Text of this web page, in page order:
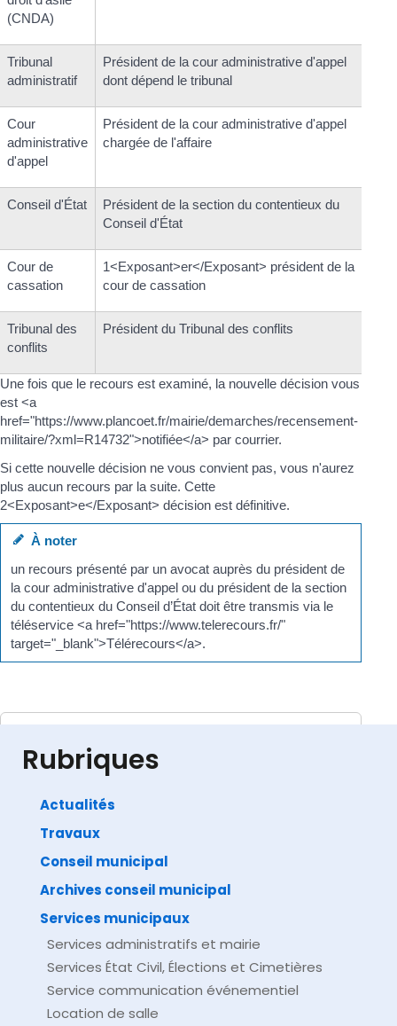
(CNDA)
Tribunal
administratif
Président de la cour administrative d'appel
dont dépend le tribunal
Cour
administrative
d'appel
Président de la cour administrative d'appel
chargée de l'affaire
Conseil d'État
Président de la section du contentieux du
Conseil d'État
Cour de
cassation
1<Exposant>er</Exposant> président de la
cour de cassation
Tribunal des
conflits
Président du Tribunal des conflits
Une fois que le recours est examiné, la nouvelle décision vous
est <a
href="https://www.plancoet.fr/mairie/demarches/recensement-
militaire/?xml=R14732">notifiée</a> par courrier.
Si cette nouvelle décision ne vous convient pas, vous n'aurez
plus aucun recours par la suite. Cette
2<Exposant>e</Exposant> décision est définitive.
À noter
un recours présenté par un avocat auprès du président de
la cour administrative d'appel ou du président de la section
du contentieux du Conseil d’État doit être transmis via le
téléservice <a href="https://www.telerecours.fr/"
target="_blank">Télérecours</a>.
Direction de l'information légale et administrative
Rubriques
Actualités
Travaux
Conseil municipal
Archives conseil municipal
Services municipaux
Services administratifs et mairie
Services État Civil, Élections et Cimetières
Service communication événementiel
Location de salle